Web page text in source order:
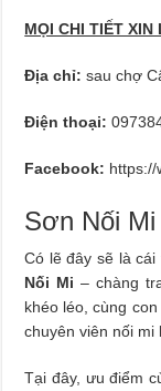
MỌI CHI TIẾT XIN
Địa chỉ:sau chợ
Điện thoại:
Facebook: https://
Sơn Nối Mi
Có lẽ đây sẽ là cái
Nối Mi– chàng
khéo léo, cùng
chuyên viên nối mi
Tại đây, ưu điểm